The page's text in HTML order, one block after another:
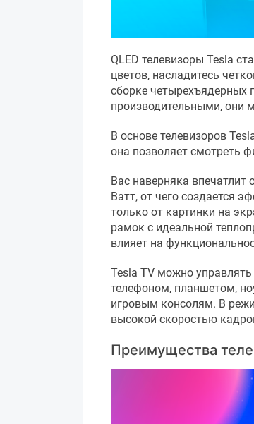
QLED телевизоры Tesla
цветов, насладитесь
сборке четырехъядерных
производительными, они
В основе телевизоров
она позволяет смотреть
Вас наверняка
Ватт, от чего создается
только от картинки на
рамок с идеальной
влияет на
Tesla TV можно
телефоном, планшетом,
игровым консолям. В
высокой скоростью
Преимущества